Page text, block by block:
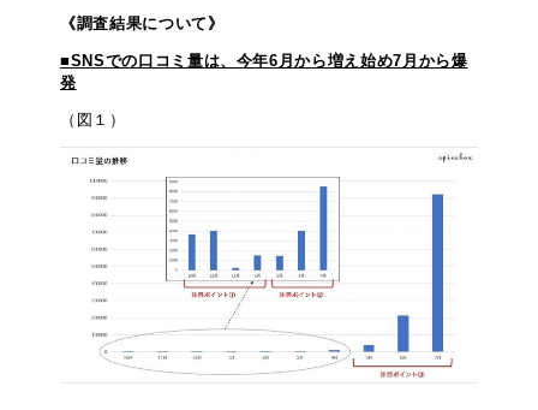
《調査結果について》
■SNSでの口コミ量は、今年6月から増え始め7月から爆
発
（図１）